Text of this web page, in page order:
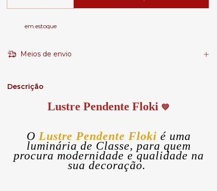
em estoque
Meios de envio
Descrição
Lustre Pendente Floki 💙
O Lustre Pendente Floki é uma
luminária de Classe, para quem
procura modernidade e qualidade na
sua decoração.